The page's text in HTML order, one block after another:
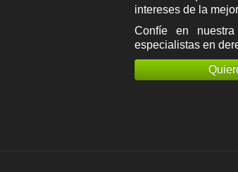
intereses de la
Confíe en
especialistas en